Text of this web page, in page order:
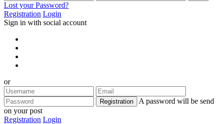
Lost your Password?
Registration Login
Sign in with social account
or
Registration
A password will be send
on your post
Registration Login